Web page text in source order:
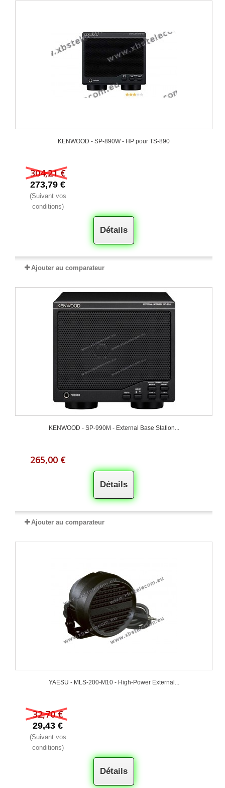
KENWOOD - SP-890W - HP pour TS-890
304,21 €
273,79 €
(Suivant vos
conditions)
Détails
Ajouter au comparateur
KENWOOD - SP-990M - External Base Station...
265,00 €
Détails
Ajouter au comparateur
YAESU - MLS-200-M10 - High‐Power External...
32,70 €
29,43 €
(Suivant vos
conditions)
Détails